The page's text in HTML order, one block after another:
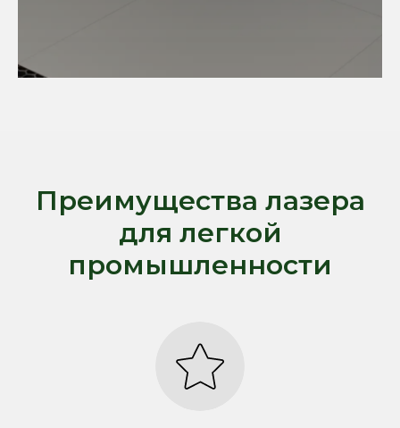
Преимущества лазера
для легкой
промышленности